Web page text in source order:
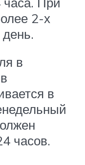
2-х
в
в
часов.